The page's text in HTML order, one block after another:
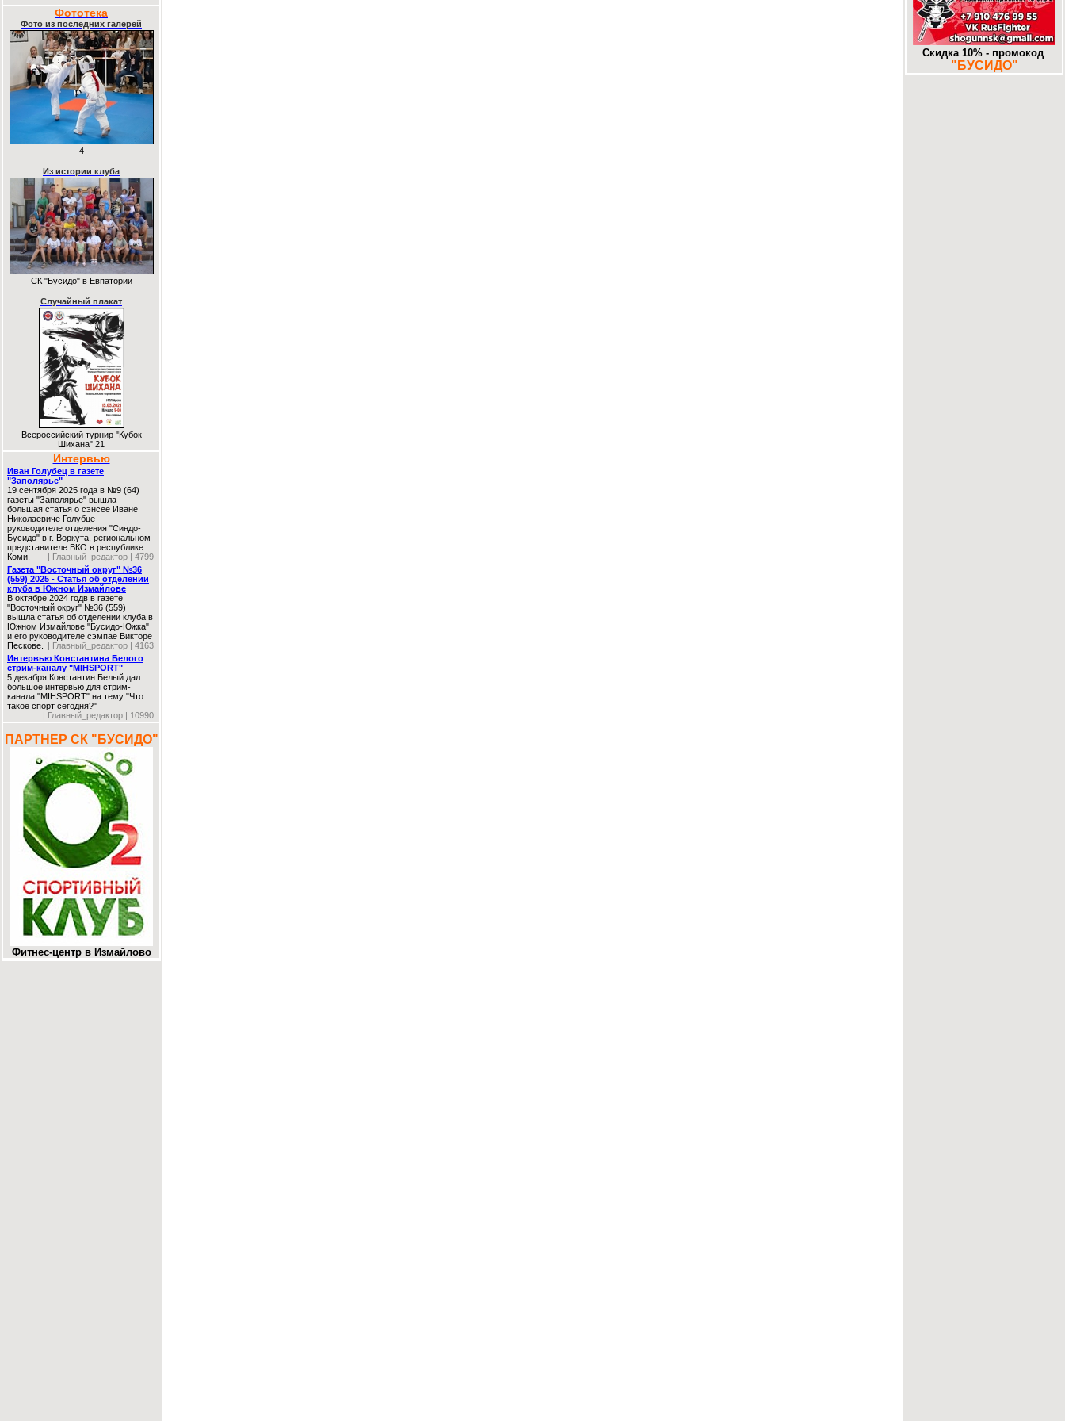
Фототека
Фото из последних галерей
4
Из истории клуба
СК "Бусидо" в Евпатории
Случайный плакат
Всероссийский турнир "Кубок
Шихана" 21
Интервью
Иван Голубец в газете
"Заполярье"
19 сентября 2025 года в №9 (64)
газеты "Заполярье" вышла
большая статья о сэнсее Иване
Николаевиче Голубце -
руководителе отделения "Синдо-
Бусидо" в г. Воркута, региональном
представителе ВКО в республике
Коми.
| Главный_редактор | 4799
Газета "Восточный округ" №36
(559) 2025 - Статья об отделении
клуба в Южном Измайлове
В октябре 2024 годв в газете
"Восточный округ" №36 (559)
вышла статья об отделении клуба в
Южном Измайлове "Бусидо-Южка"
и его руководителе сэмпае Викторе
Пескове.
| Главный_редактор | 4163
Интервью Константина Белого
стрим-каналу "MIHSPORT"
5 декабря Константин Белый дал
большое интервью для стрим-
канала "MIHSPORT" на тему "Что
такое спорт сегодня?"
| Главный_редактор | 10990
ПАРТНЕР СК "БУСИДО"
Фитнес-центр в Измайлово
-Муром. «Знаковое» место.
25-10-2017
Додзе большие и маленькие. Часть
16. Алма-Ата. DOJO.KZ
13-10-2017
Скидка 10% - промокод
"БУСИДО"